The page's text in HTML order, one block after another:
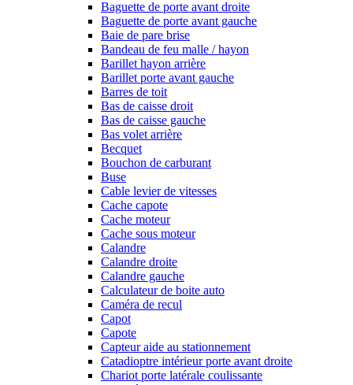
Baguette de porte avant droite
Baguette de porte avant gauche
Baie de pare brise
Bandeau de feu malle / hayon
Barillet hayon arrière
Barillet porte avant gauche
Barres de toit
Bas de caisse droit
Bas de caisse gauche
Bas volet arrière
Becquet
Bouchon de carburant
Buse
Cable levier de vitesses
Cache capote
Cache moteur
Cache sous moteur
Calandre
Calandre droite
Calandre gauche
Calculateur de boite auto
Caméra de recul
Capot
Capote
Capteur aide au stationnement
Catadioptre intérieur porte avant droite
Chariot porte latérale coulissante